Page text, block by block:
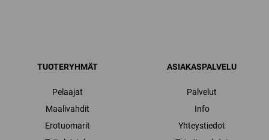
TUOTERYHMÄT
Pelaajat
Maalivahdit
Erotuomarit
ASIAKASPALVELU
Palvelut
Info
Yhteystiedot